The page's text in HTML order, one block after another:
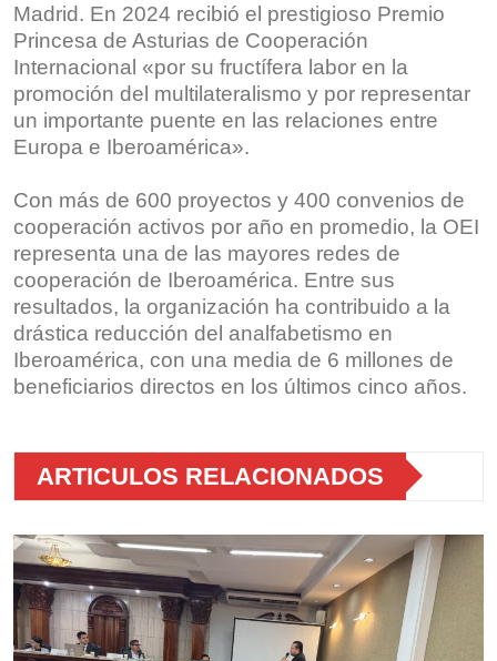
Madrid. En 2024 recibió el prestigioso Premio
Princesa de Asturias de Cooperación
Internacional «por su fructífera labor en la
promoción del multilateralismo y por representar
un importante puente en las relaciones entre
Europa e Iberoamérica».
Con más de 600 proyectos y 400 convenios de
cooperación activos por año en promedio, la OEI
representa una de las mayores redes de
cooperación de Iberoamérica. Entre sus
resultados, la organización ha contribuido a la
drástica reducción del analfabetismo en
Iberoamérica, con una media de 6 millones de
beneficiarios directos en los últimos cinco años.
ARTICULOS RELACIONADOS